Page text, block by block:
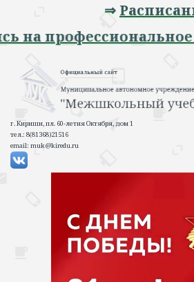
⇒
на
г. Кириши, пл. 60-летия Октября, дом 1
тел.: 8(81368)21516
email: muk@kiredu.ru